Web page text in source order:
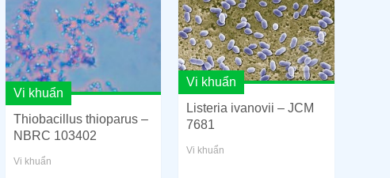
Vi khuẩn
Thiobacillus thioparus –
NBRC 103402
Vi khuẩn
Vi khuẩn
Listeria ivanovii – JCM
7681
Vi khuẩn